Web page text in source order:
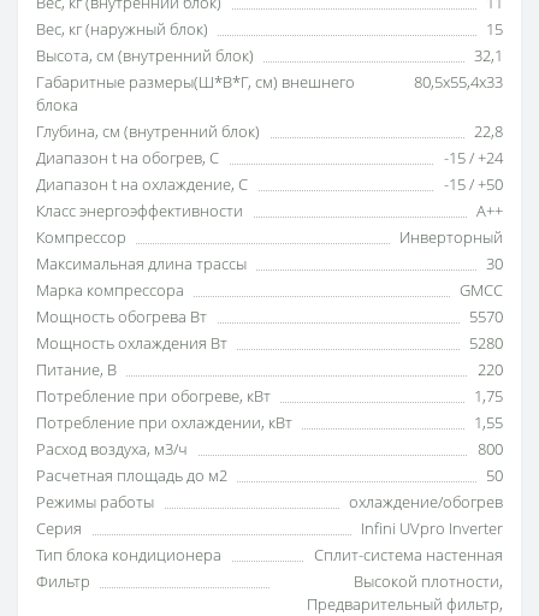
Вес, кг (наружный блок)
15
Высота, см (внутренний блок)
32,1
Габаритные размеры(Ш*В*Г, см) внешнего
блока
80,5х55,4х33
Глубина, см (внутренний блок)
22,8
Диапазон t на обогрев, С
-15 / +24
Диапазон t на охлаждение, С
-15 / +50
Класс энергоэффективности
A++
Компрессор
Инверторный
Максимальная длина трассы
30
Марка компрессора
GMCC
Мощность обогрева Вт
5570
Мощность охлаждения Вт
5280
Питание, В
220
Потребление при обогреве, кВт
1,75
Потребление при охлаждении, кВт
1,55
Расход воздуха, м3/ч
800
Расчетная площадь до м2
50
Режимы работы
охлаждение/обогрев
Серия
Infini UVpro Inverter
Тип блока кондиционера
Сплит-система настенная
Фильтр
Высокой плотности,
Предварительный фильтр,